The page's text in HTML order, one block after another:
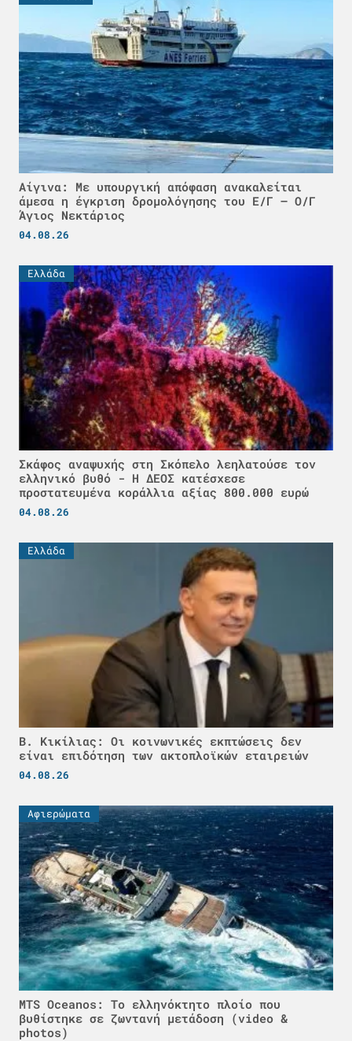
Αίγινα: Με υπουργική απόφαση ανακαλείται
άμεσα η έγκριση δρομολόγησης του Ε/Γ – Ο/Γ
Άγιος Νεκτάριος
04.08.26
Ελλάδα
Σκάφος αναψυχής στη Σκόπελο λεηλατούσε τον
ελληνικό βυθό - H ΔΕΟΣ κατέσχεσε
προστατευμένα κοράλλια αξίας 800.000 ευρώ
04.08.26
Ελλάδα
Β. Κικίλιας: Οι κοινωνικές εκπτώσεις δεν
είναι επιδότηση των ακτοπλοϊκών εταιρειών
04.08.26
Αφιερώματα
MTS Oceanos: Το ελληνόκτητο πλοίο που
βυθίστηκε σε ζωντανή μετάδοση (video &
photos)